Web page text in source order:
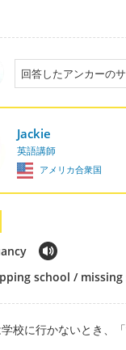
回答したアンカーの
Jackie
英語講師
アメリカ合衆国
school / missing
校に行かないとき、